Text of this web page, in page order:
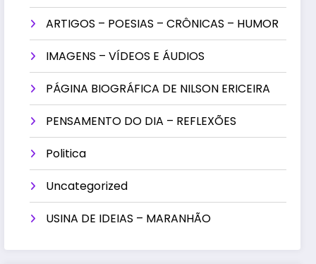
ARTIGOS – POESIAS – CRÔNICAS – HUMOR
IMAGENS – VÍDEOS E ÁUDIOS
PÁGINA BIOGRÁFICA DE NILSON ERICEIRA
PENSAMENTO DO DIA – REFLEXÕES
Politica
Uncategorized
USINA DE IDEIAS – MARANHÃO